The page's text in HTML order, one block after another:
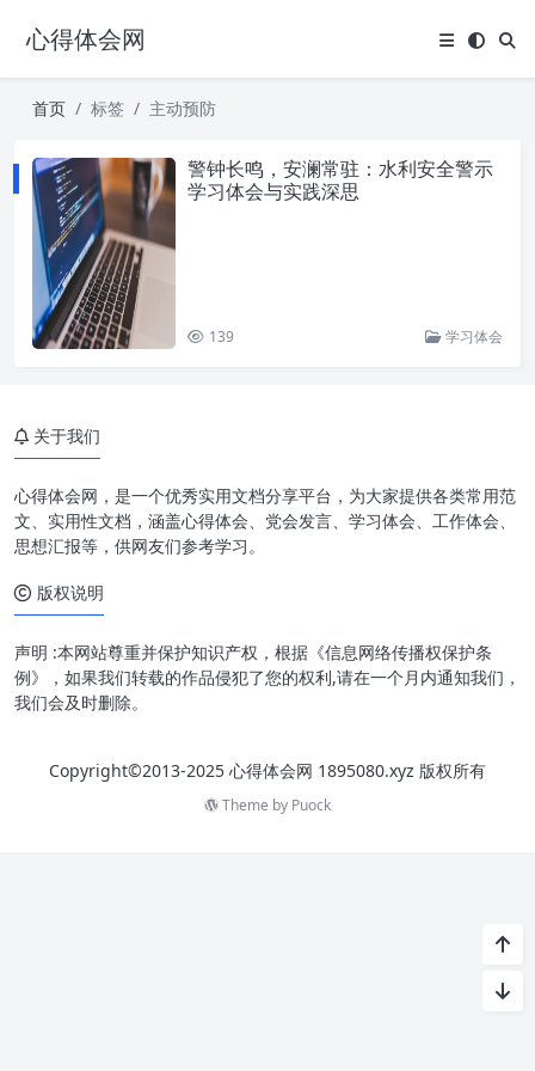
心得体会网
首页 标签 主动预防
警钟长鸣，安澜常驻：水利安全警示
学习体会与实践深思
139 学习体会
关于我们
心得体会网，是一个优秀实用文档分享平台，为大家提供各类常用范
文、实用性文档，涵盖心得体会、党会发言、学习体会、工作体会、
思想汇报等，供网友们参考学习。
版权说明
声明 :本网站尊重并保护知识产权，根据《信息网络传播权保护条
例》，如果我们转载的作品侵犯了您的权利,请在一个月内通知我们，
我们会及时删除。
Copyright©2013-2025 心得体会网 1895080.xyz 版权所有
Theme by Puock